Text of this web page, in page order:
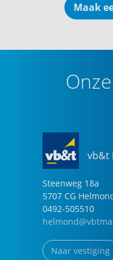
Maak
vb&t
Steenweg 18a
5707 CG
0492-505510
Naar vestiging